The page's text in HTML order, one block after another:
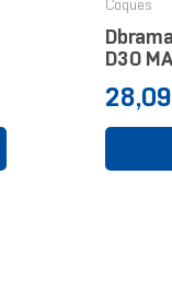
Coques
D3O
Prix